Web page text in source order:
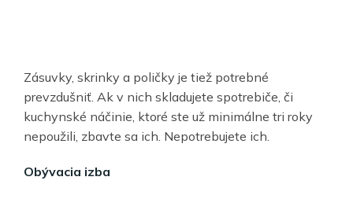
Zásuvky, skrinky a poličky je tiež potrebné
prevzdušniť. Ak v nich skladujete spotrebiče, či
kuchynské náčinie, ktoré ste už minimálne tri roky
nepoužili, zbavte sa ich. Nepotrebujete ich.
Obývacia izba